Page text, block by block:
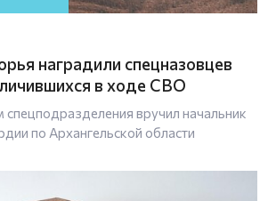
наградили спецназовцев
в ходе СВО
вручил начальник
по Архангельской области